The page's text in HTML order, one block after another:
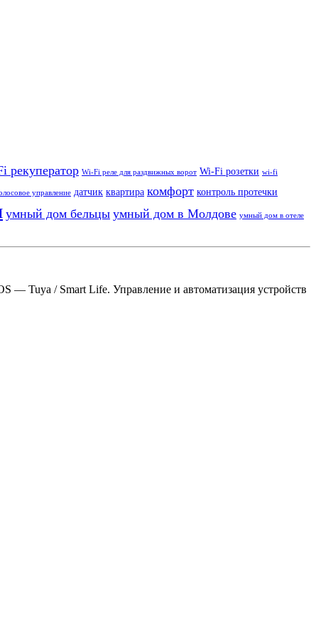
рекуператор Wi-Fi реле для раздвижных ворот Wi-Fi розетки wi-fi
управление датчик квартира комфорт контроль протечки
умный дом бельцы умный дом в Молдове умный дом в отеле
— Tuya / Smart Life. Управление и автоматизация устройств